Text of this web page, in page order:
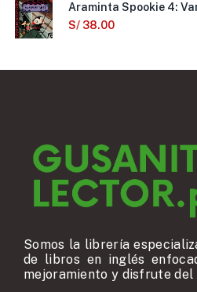
Araminta Spookie 4:
S/ 38.00
Somos la librería
de libros en inglés
mejoramiento y disfrute del